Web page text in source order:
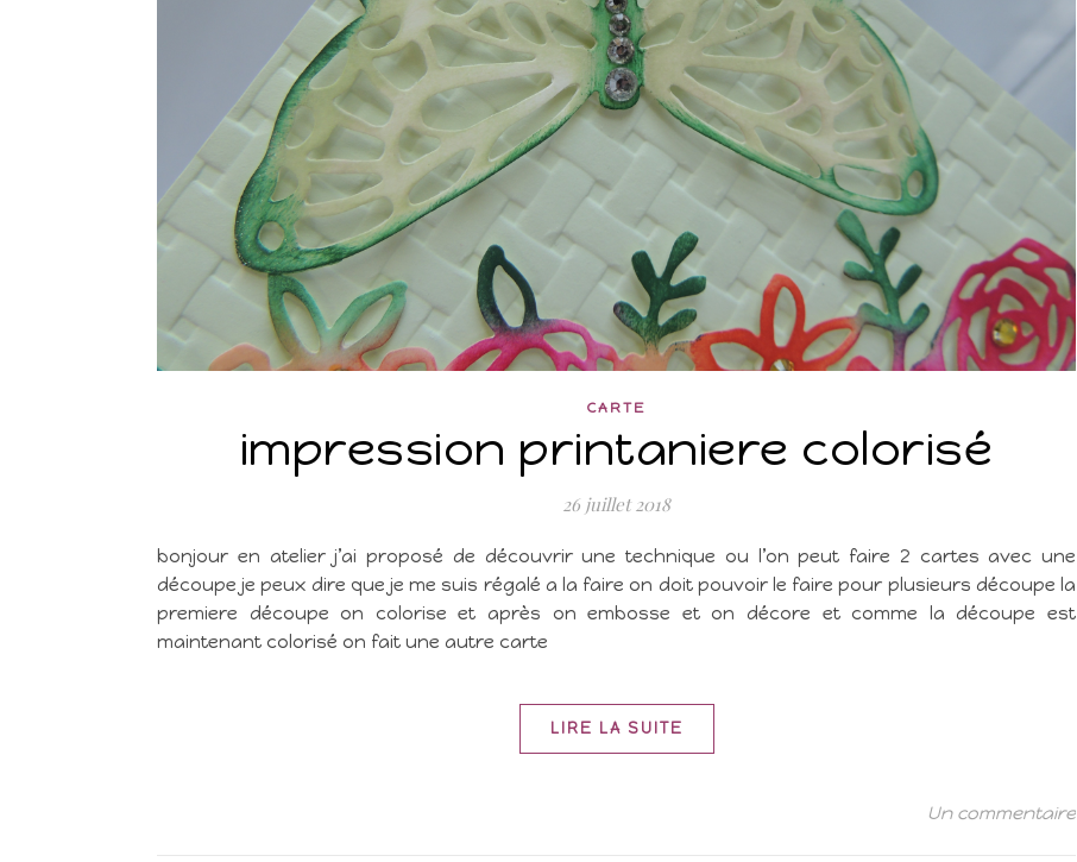
CARTE
impression printaniere colorisé
26 juillet 2018
bonjour en atelier j’ai proposé de découvrir une technique ou l’on peut faire 2 cartes avec une
découpe je peux dire que je me suis régalé a la faire on doit pouvoir le faire pour plusieurs découpe la
premiere découpe on colorise et après on embosse et on décore et comme la découpe est
maintenant colorisé on fait une autre carte
LIRE LA SUITE
Un commentaire